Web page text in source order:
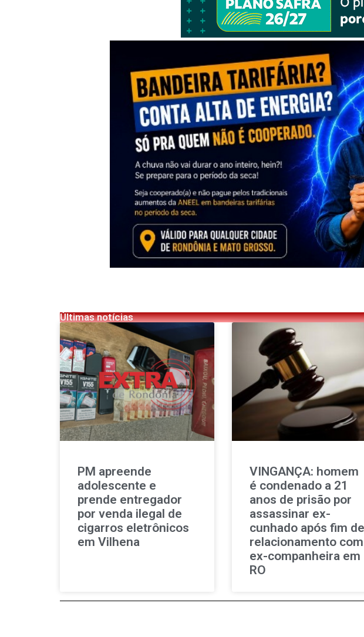
Últimas notícias
PM apreende
adolescente e
prende entregador
por venda ilegal de
cigarros eletrônicos
em Vilhena
VINGANÇA: homem
é condenado a 21
anos de prisão por
assassinar ex-
cunhado após fim de
relacionamento com
ex-companheira em
RO